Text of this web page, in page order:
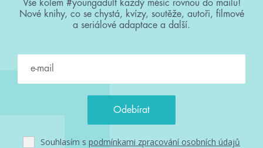
Vše kolem #youngadult každý měsíc rovnou do mailu!
Nové knihy, co se chystá, kvízy, soutěže, autoři, filmové
a seriálové adaptace a další.
Souhlasím s podmínkami zpracování osobních údajů